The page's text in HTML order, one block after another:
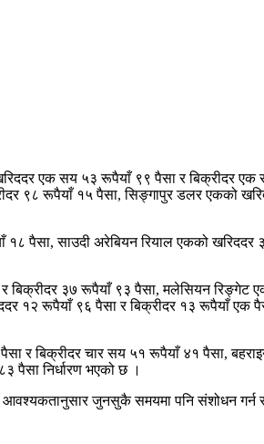
एक सय ५३ रूपैयाँ ९९ पैसा र बिक्रीदर
९८ रूपैयाँ १५ पैसा, सिङ्गापुर डलर एकको
पैसा, साउदी अरेबियन रियाल एकको खरिददर
बिक्रीदर ३७ रूपैयाँ ९३ पैसा, मलेसियन रिङ्गेट
१२ रूपैयाँ ९६ पैसा र बिक्रीदर १३ रूपैयाँ एक
र बिक्रीदर चार सय ५१ रूपैयाँ ४१ पैसा,
पैसा निर्धारण भएको छ ।
जुनसुकै समयमा पनि संशोधन